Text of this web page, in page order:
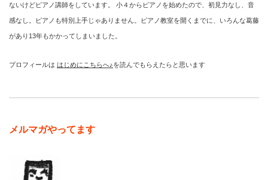
ないけどピアノ講師をしています。 小４からピアノを始めたので、初見力なし、音
感なし。ピアノも特別上手じゃありません。ピアノ教室を開くまでに、いろんな葛藤
があり13年もかかってしまいました。
プロフィールは はじめにこちらへ♪を読んでもらえたらと思います
メルマガやってます